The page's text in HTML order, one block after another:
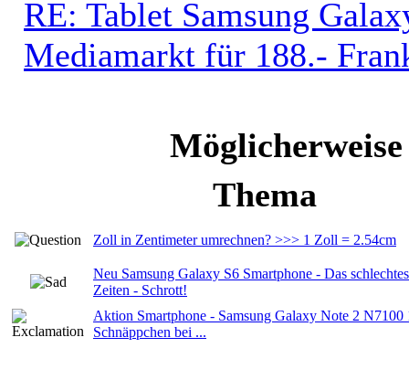
RE: Tablet Samsung
Mediamarkt für 188.-
Thema
Zoll in Zentimeter umrechnen? >>> 1 Zoll = 2.54cm
Neu Samsung Galaxy S6 Smartphone - Das
Zeiten - Schrott!
Aktion Smartphone - Samsung Galaxy Note 2 N7100
Schnäppchen bei ...